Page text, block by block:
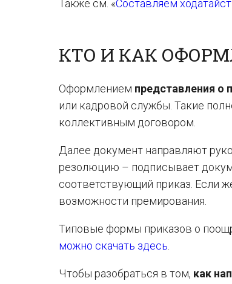
Также см. «Составляем
КТО И КАК
Оформлением представления о
или кадровой службы. Такие
коллективным договором.
Далее документ направляют
резолюцию – подписывает
соответствующий приказ. Если
возможности премирования.
Типовые формы приказов о
можно скачать здесь
Чтобы разобраться в том, как